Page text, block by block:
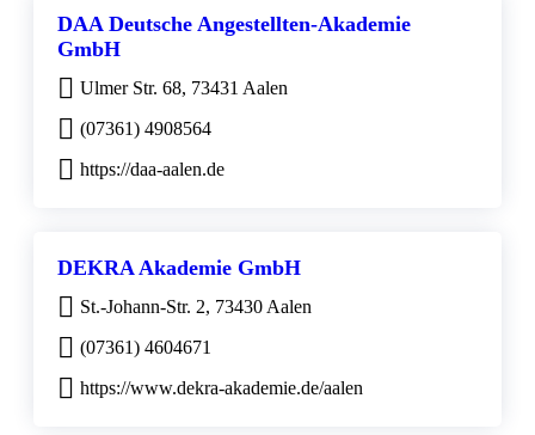
DAA Deutsche Angestellten-Akademie
GmbH
Ulmer Str. 68, 73431 Aalen
(07361) 4908564
https://daa-aalen.de
DEKRA Akademie GmbH
St.-Johann-Str. 2, 73430 Aalen
(07361) 4604671
https://www.dekra-akademie.de/aalen